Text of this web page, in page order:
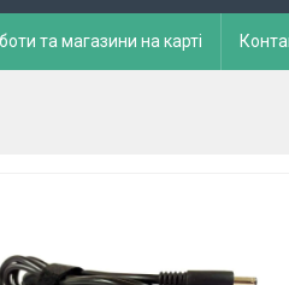
та магазини на карті